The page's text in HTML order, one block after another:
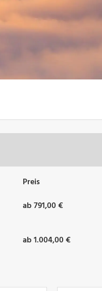
Preis
ab 791,00 €
ab 1.004,00 €